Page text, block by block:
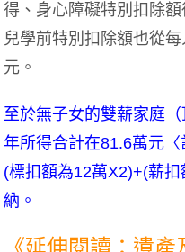
得、身心障礙特別扣除
兒學前特別扣除額也從
元。
至於無子女的雙薪家庭
年所得合計在81.6萬元
(標扣額為12萬X2)+(薪
納。